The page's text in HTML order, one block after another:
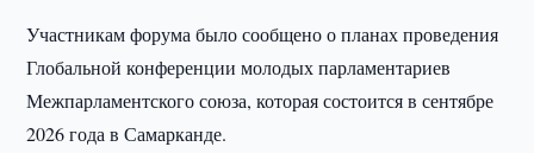
Участникам форума было сообщено о планах проведения
Глобальной конференции молодых парламентариев
Межпарламентского союза, которая состоится в сентябре
2026 года в Самарканде.